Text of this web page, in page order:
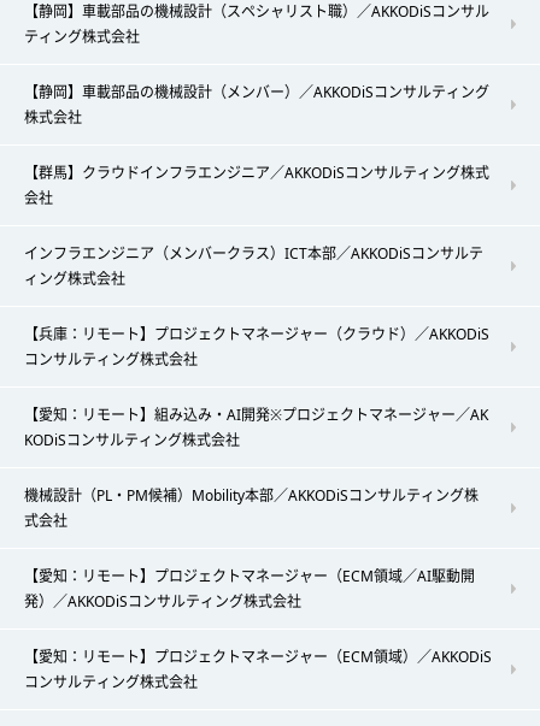
【静岡】車載部品の機械設計（スペシャリスト職）／AKKODiSコンサル
ティング株式会社
【静岡】車載部品の機械設計（メンバー）／AKKODiSコンサルティング
株式会社
【群馬】クラウドインフラエンジニア／AKKODiSコンサルティング株式
会社
インフラエンジニア（メンバークラス）ICT本部／AKKODiSコンサルテ
ィング株式会社
【兵庫：リモート】プロジェクトマネージャー（クラウド）／AKKODiS
コンサルティング株式会社
【愛知：リモート】組み込み・AI開発※プロジェクトマネージャー／AK
KODiSコンサルティング株式会社
機械設計（PL・PM候補）Mobility本部／AKKODiSコンサルティング株
式会社
【愛知：リモート】プロジェクトマネージャー（ECM領域／AI駆動開
発）／AKKODiSコンサルティング株式会社
【愛知：リモート】プロジェクトマネージャー（ECM領域）／AKKODiS
コンサルティング株式会社